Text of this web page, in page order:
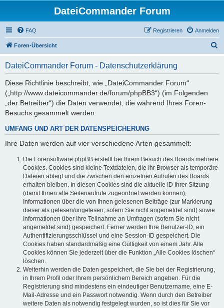
DateiCommander Forum
FAQ Anmelden
Registrieren
Foren-Übersicht
DateiCommander Forum - Datenschutzerklärung
Diese Richtlinie beschreibt, wie „DateiCommander Forum“
(„http://www.dateicommander.de/forum/phpBB3“) (im Folgenden
„der Betreiber“) die Daten verwendet, die während Ihres Foren-
Besuchs gesammelt werden.
UMFANG UND ART DER DATENSPEICHERUNG
Ihre Daten werden auf vier verschiedene Arten gesammelt:
Die Forensoftware phpBB erstellt bei Ihrem Besuch des Boards mehrere
Cookies. Cookies sind kleine Textdateien, die Ihr Browser als temporäre
Dateien ablegt und die zwischen den einzelnen Aufrufen des Boards
erhalten bleiben. In diesen Cookies sind die aktuelle ID Ihrer Sitzung
(damit Ihnen alle Seitenaufrufe zugeordnet werden können),
Informationen über die von Ihnen gelesenen Beiträge (zur Markierung
dieser als gelesen/ungelesen; sofern Sie nicht angemeldet sind) sowie
Informationen über Ihre Teilnahme an Umfragen (sofern Sie nicht
angemeldet sind) gespeichert. Ferner werden Ihre Benutzer-ID, ein
Authentifizierungsschlüssel und eine Session-ID gespeichert. Die
Cookies haben standardmäßig eine Gültigkeit von einem Jahr. Alle
Cookies können Sie jederzeit über die Funktion „Alle Cookies löschen“
löschen.
Weiterhin werden die Daten gespeichert, die Sie bei der Registrierung,
in Ihrem Profil oder Ihrem persönlichem Bereich angeben. Für die
Registrierung sind mindestens ein eindeutiger Benutzername, eine E-
Mail-Adresse und ein Passwort notwendig. Wenn durch den Betreiber
weitere Daten als notwendig festgelegt wurden, so ist dies für Sie vor